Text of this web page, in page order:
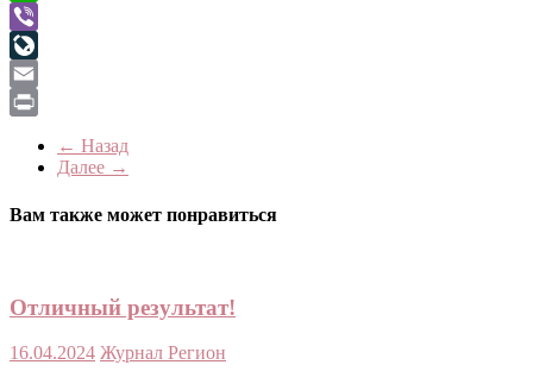
WhatsApp
Viber
LiveJournal
Email
← Назад
Далее →
Вам также может понравиться
Отличный результат!
16.04.2024 Журнал Регион